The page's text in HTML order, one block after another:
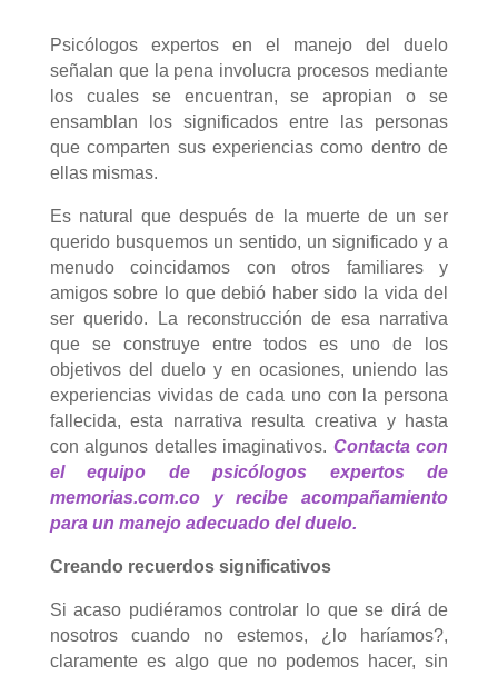
Psicólogos expertos en el manejo del duelo
señalan que la pena involucra procesos mediante
los cuales se encuentran, se apropian o se
ensamblan los significados entre las personas
que comparten sus experiencias como dentro de
ellas mismas.
Es natural que después de la muerte de un ser
querido busquemos un sentido, un significado y a
menudo coincidamos con otros familiares y
amigos sobre lo que debió haber sido la vida del
ser querido. La reconstrucción de esa narrativa
que se construye entre todos es uno de los
objetivos del duelo y en ocasiones, uniendo las
experiencias vividas de cada uno con la persona
fallecida, esta narrativa resulta creativa y hasta
con algunos detalles imaginativos. Contacta con
el equipo de psicólogos expertos de
memorias.com.co y recibe acompañamiento
para un manejo adecuado del duelo.
Creando recuerdos significativos
Si acaso pudiéramos controlar lo que se dirá de
nosotros cuando no estemos, ¿lo haríamos?,
claramente es algo que no podemos hacer, sin